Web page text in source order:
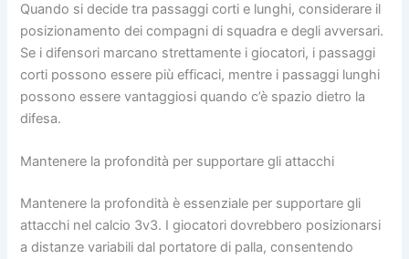
Quando si decide tra passaggi corti e lunghi, considerare il
posizionamento dei compagni di squadra e degli avversari.
Se i difensori marcano strettamente i giocatori, i passaggi
corti possono essere più efficaci, mentre i passaggi lunghi
possono essere vantaggiosi quando c’è spazio dietro la
difesa.
Mantenere la profondità per supportare gli attacchi
Mantenere la profondità è essenziale per supportare gli
attacchi nel calcio 3v3. I giocatori dovrebbero posizionarsi
a distanze variabili dal portatore di palla, consentendo